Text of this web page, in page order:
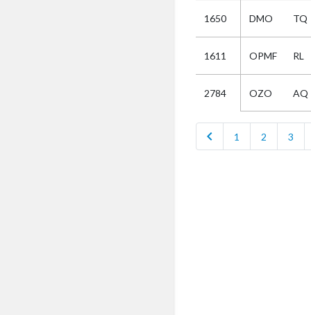
1650 DMO TQ
1611 OPMF RL
2784 OZO AQ
chevron_left 1 2 3